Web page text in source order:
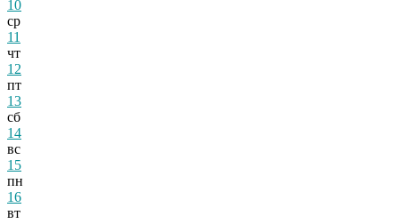
10
ср
11
чт
12
пт
13
сб
14
вс
15
пн
16
вт